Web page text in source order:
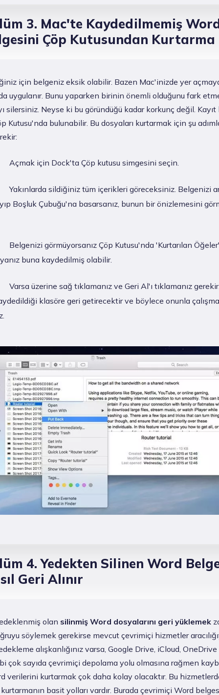
3. Mac'te Kaydedilmemiş
Çöp Kutusundan Kurtarma
için belgeniz eksik olabilir. Bazen Mac'inizde yer
uygulanır. Bunu yaparken birinin önemli olduğunu fark
silersiniz. Neyse ki bu göründüğü kadar korkunç değil. Kayıt
Kutusu'nda bulunabilir. Bu dosyaları kurtarmak için şu
Açmak için Dock'ta Çöp kutusu simgesini seçin.
Yakınlarda sildiğiniz tüm içerikleri göreceksiniz. Belgenizi
Boşluk Çubuğu'na basarsanız, bunun bir önizlemesini
Belgenizi görmüyorsanız Çöp Kutusu'nda 'Kurtarılan
buna kaydedilmiş olabilir.
Varsa üzerine sağ tıklamanız ve Geri Al'ı tıklamanız
klasöre geri getirecektir ve böylece onunla
4. Yedekten Silinen Word
Geri Alınır
olan silinmiş Word dosyalarını geri yüklemek
söylemek gerekirse mevcut çevrimiçi hizmetler
alışkanlığınız varsa, Google Drive, iCloud,
çok sayıda çevrimiçi depolama yolu olmasına rağmen
verilerini kurtarmak çok daha kolay olacaktır. Bu
kurtarmanın basit yolları vardır. Burada çevrimiçi Word